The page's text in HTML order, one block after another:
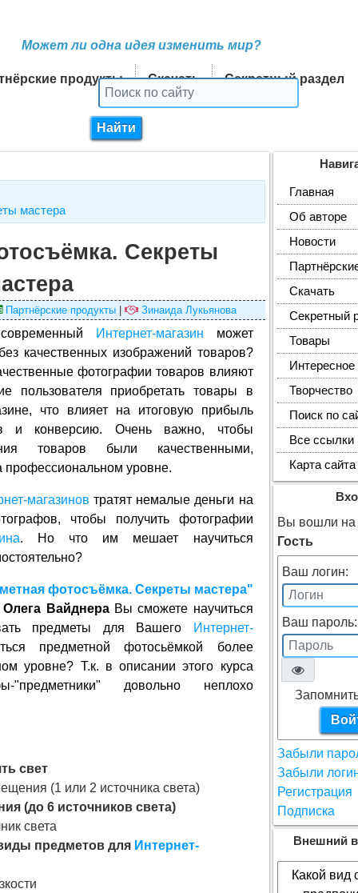
Может ли одна идея изменить мир?
продукты Скачать Секретный раздел
мастера
Секреты
Партнёрские продукты| Зинаида Лукьянова
Интернет-магазин может
качественных изображений товаров?
фотографии товаров влияют
пользователя приобретать товары в
что влияет на итоговую прибыль
и конверсию. Очень важно, чтобы
товаров были качественными,
профессиональном уровне.
магазинов тратят немалые деньги на
чтобы получить фотографии
. Но что им мешает научиться
фотосъёмка. Секреты мастера"
Олега ВайднераВы сможете научиться
предметы для Вашего
Интернет-
предметной фотосьёмкой более
уровне? Т.к. в описании этого курса
"предметники" довольно неплохо
свет
(1 или 2 источника света)
(до 6 источников света)
света
предметов для Интернет-
Главная
Об авторе
Новости
Скачать
Секретный
Товары
Интересное
Творчество
Поиск по
Все ссылки
Карта сайта
Вы вошли на
Гость
Ваш логин:
Ваш пароль:
Забыли
Забыли
Регистрация
Подписка
Внешний
Какой вид